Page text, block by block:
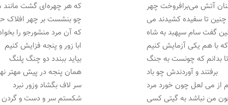
آتش می‌برافروخت چهر
که هر چهره‌ای گشت مانند
چنین تا سفیده کشیدند می
چو بنشست بر چهر افلاک
گفت سام سپهبد به شاه
که آن مرد منشورجو را
که با هم یکی آزمایش کنیم
ابا زور و پنجه فزایش کنیم
بدانم که چونست به جنگ
بیاید ببندد دو چنگ پلنگ
برفتند و آوردندش چو باد
همان پنجه در پیش مهتر
از می لعل چون خورد مرد
سر لاف بگشاد وزور نبرد
من نباشد به گیتی کسی
شکستم سر و دست و